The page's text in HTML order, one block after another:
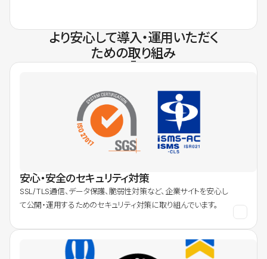
より安心して導入・運用いただく
ための取り組み
安心・安全のセキュリティ対策
SSL/TLS通信、データ保護、脆弱性対策など、企業サイトを安心し
て公開・運用するためのセキュリティ対策に取り組んでいます。